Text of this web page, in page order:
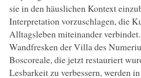
sie in den häuslichen Kontext
Interpretation vorzuschlagen, die
Alltagsleben miteinander
Wandfresken der Villa des
Boscoreale, die jetzt restauriert
Lesbarkeit zu verbessern, werden